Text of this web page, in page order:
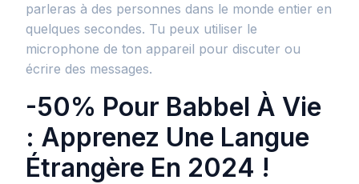
parleras à des personnes dans le monde entier en
quelques secondes. Tu peux utiliser le
microphone de ton appareil pour discuter ou
écrire des messages.
-50% Pour Babbel À Vie
: Apprenez Une Langue
Étrangère En 2024 !